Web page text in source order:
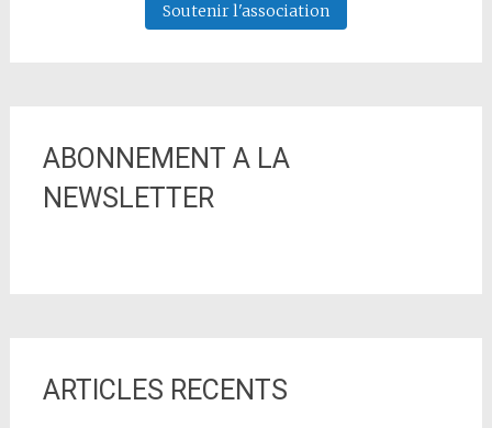
Soutenir l'association
ABONNEMENT A LA
NEWSLETTER
ARTICLES RECENTS